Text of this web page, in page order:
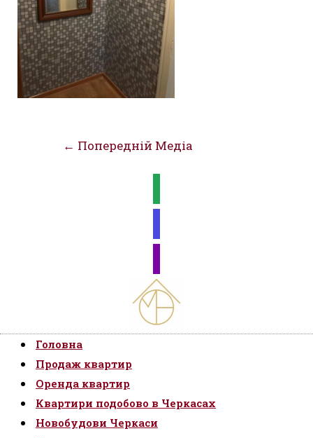
Навігація
← Попередній Медіа
Головна
Продаж квартир
Оренда квартир
Квартири подобово в Черкасах
Новобудови Черкаси